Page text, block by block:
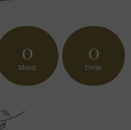
0
Menit
0
Detik